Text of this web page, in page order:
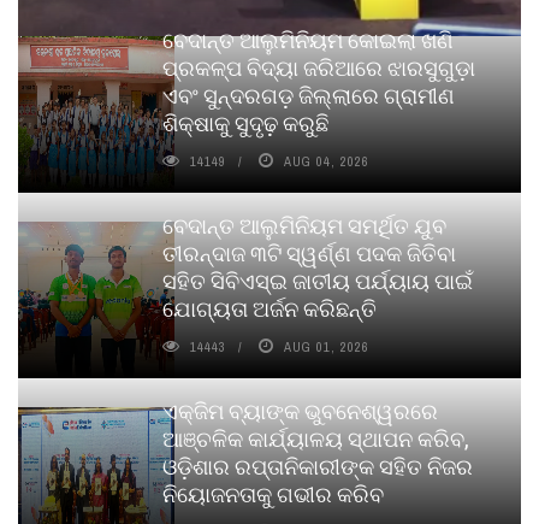
ବେଦାନ୍ତ ଆଲୁମିନିୟମ କୋଇଲା ଖଣି
ପ୍ରକଳ୍ପ ବିଦ୍ୟା ଜରିଆରେ ଝାରସୁଗୁଡ଼ା
ଏବଂ ସୁନ୍ଦରଗଡ଼ ଜିଲ୍ଲାରେ ଗ୍ରାମୀଣ
ଶିକ୍ଷାକୁ ସୁଦୃଢ଼ କରୁଛି
14149 AUG 04, 2026
ବେଦାନ୍ତ ଆଲୁମିନିୟମ ସମର୍ଥିତ ଯୁବ
ତୀରନ୍ଦାଜ ୩ଟି ସ୍ୱର୍ଣ୍ଣ ପଦକ ଜିତିବା
ସହିତ ସିବିଏସ୍ଇ ଜାତୀୟ ପର୍ଯ୍ୟାୟ ପାଇଁ
ଯୋଗ୍ୟତା ଅର୍ଜନ କରିଛନ୍ତି
14443 AUG 01, 2026
ଏକ୍ଜିମ ବ୍ୟାଙ୍କ ଭୁବନେଶ୍ୱରରେ
ଆଞ୍ଚଳିକ କାର୍ଯ୍ୟାଳୟ ସ୍ଥାପନ କରିବ,
ଓଡ଼ିଶାର ରପ୍ତାନିକାରୀଙ୍କ ସହିତ ନିଜର
ନିୟୋଜନତାକୁ ଗଭୀର କରିବ